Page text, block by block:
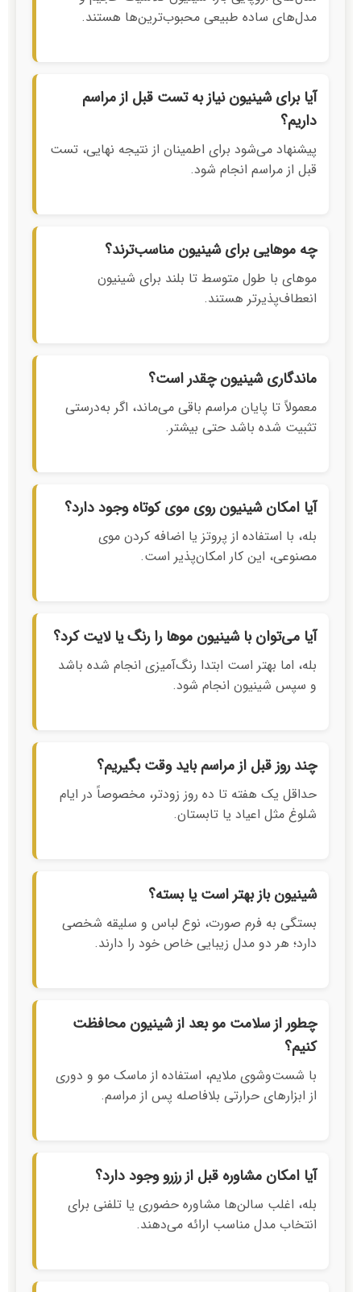
مدل‌های ساده طبیعی محبوب‌ترین‌ها هستند.
آیا برای شینیون نیاز به تست قبل از مراسم
داریم؟
پیشنهاد می‌شود برای اطمینان از نتیجه نهایی، تست
قبل از مراسم انجام شود.
چه موهایی برای شینیون مناسب‌ترند؟
موهای با طول متوسط تا بلند برای شینیون
انعطاف‌پذیرتر هستند.
ماندگاری شینیون چقدر است؟
معمولاً تا پایان مراسم باقی می‌ماند، اگر به‌درستی
تثبیت شده باشد حتی بیشتر.
آیا امکان شینیون روی موی کوتاه وجود دارد؟
بله، با استفاده از پروتز یا اضافه کردن موی
مصنوعی، این کار امکان‌پذیر است.
آیا می‌توان با شینیون موها را رنگ یا لایت کرد؟
بله، اما بهتر است ابتدا رنگ‌آمیزی انجام شده باشد
و سپس شینیون انجام شود.
چند روز قبل از مراسم باید وقت بگیریم؟
حداقل یک هفته تا ده روز زودتر، مخصوصاً در ایام
شلوغ مثل اعیاد یا تابستان.
شینیون باز بهتر است یا بسته؟
بستگی به فرم صورت، نوع لباس و سلیقه شخصی
دارد؛ هر دو مدل زیبایی خاص خود را دارند.
چطور از سلامت مو بعد از شینیون محافظت
کنیم؟
با شست‌وشوی ملایم، استفاده از ماسک مو و دوری
از ابزارهای حرارتی بلافاصله پس از مراسم.
آیا امکان مشاوره قبل از رزرو وجود دارد؟
بله، اغلب سالن‌ها مشاوره حضوری یا تلفنی برای
انتخاب مدل مناسب ارائه می‌دهند.